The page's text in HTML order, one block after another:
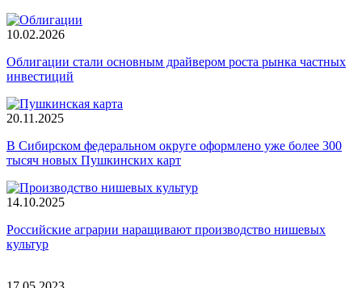
10.02.2026
Облигации стали основным драйвером роста рынка частных
инвестиций
20.11.2025
В Сибирском федеральном округе оформлено уже более 300
тысяч новых Пушкинских карт
14.10.2025
Российские аграрии наращивают производство нишевых
культур